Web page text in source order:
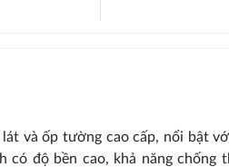
và ốp tường cao cấp, nổi bật
có độ bền cao, khả năng chống